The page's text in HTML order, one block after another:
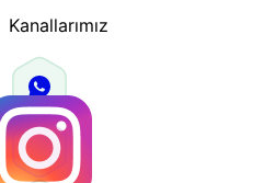
Kanallarımız